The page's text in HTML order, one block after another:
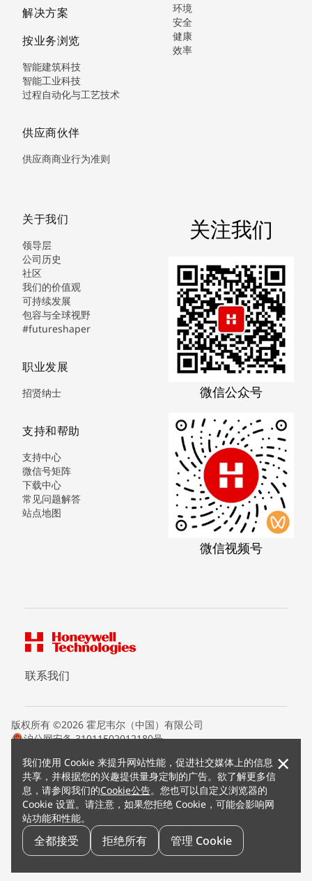
我们使用 Cookie 来提升网站性能，促进社交媒体上的信息
共享，并根据您的兴趣提供量身定制的广告。欲了解更多信
息，请参阅我们的Cookie公告。您也可以自定义浏览器的
Cookie 设置。请注意，如果您拒绝 Cookie，可能会影响网
站功能和性能。
全都接受 拒绝所有 管理 Cookie
×
解决方案
按业务浏览
智能建筑科技
智能工业科技
过程自动化与工艺技术
供应商伙伴
供应商商业行为准则
环境
安全
健康
效率
关于我们
领导层
公司历史
社区
我们的价值观
可持续发展
包容与全球视野
#futureshaper
职业发展
招贤纳士
支持和帮助
支持中心
微信号矩阵
下载中心
常见问题解答
站点地图
关注我们
微信公众号
微信视频号
联系我们
版权所有 ©2026 霍尼韦尔（中国）有限公司
沪公网安备 31011502012180号
条款条约
隐私声明
您的隐私选项
霍尼韦尔科技Cookie通知
退订
漏洞报告